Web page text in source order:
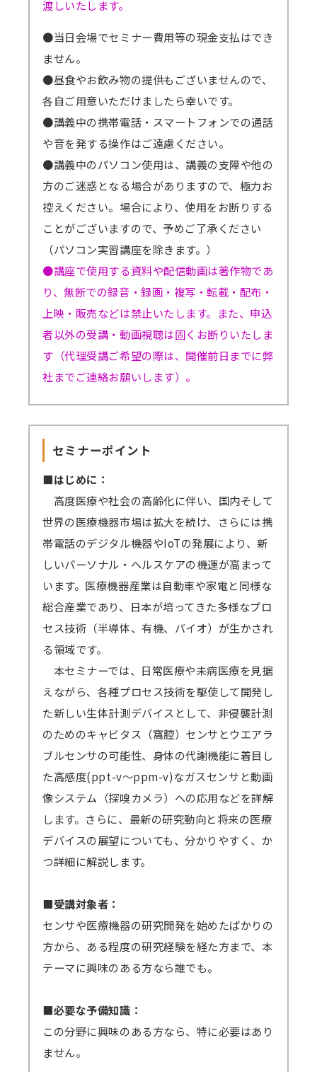
渡しいたします。
●当日会場でセミナー費用等の現金支払はでき
ません。
●昼食やお飲み物の提供もございませんので、
各自ご用意いただけましたら幸いです。
●講義中の携帯電話・スマートフォンでの通話
や音を発する操作はご遠慮ください。
●講義中のパソコン使用は、講義の支障や他の
方のご迷惑となる場合がありますので、極力お
控えください。場合により、使用をお断りする
ことがございますので、予めご了承ください
（パソコン実習講座を除きます。）
●講座で使用する資料や配信動画は著作物であ
り、無断での録音・録画・複写・転載・配布・
上映・販売などは禁止いたします。また、申込
者以外の受講・動画視聴は固くお断りいたしま
す（代理受講ご希望の際は、開催前日までに弊
社までご連絡お願いします）。
セミナーポイント
■はじめに：
高度医療や社会の高齢化に伴い、国内そして
世界の医療機器市場は拡大を続け、さらには携
帯電話のデジタル機器やIoTの発展により、新
しいパーソナル・ヘルスケアの機運が高まって
います。医療機器産業は自動車や家電と同様な
総合産業であり、日本が培ってきた多様なプロ
セス技術（半導体、有機、バイオ）が生かされ
る領域です。
本セミナーでは、日常医療や未病医療を見据
えながら、各種プロセス技術を駆使して開発し
た新しい生体計測デバイスとして、非侵襲計測
のためのキャビタス（窩腔）センサとウエアラ
ブルセンサの可能性、身体の代謝機能に着目し
た高感度(ppt-v～ppm-v)なガスセンサと動画
像システム（探嗅カメラ）への応用などを詳解
します。さらに、最新の研究動向と将来の医療
デバイスの展望についても、分かりやすく、か
つ詳細に解説します。
■受講対象者：
センサや医療機器の研究開発を始めたばかりの
方から、ある程度の研究経験を経た方まで、本
テーマに興味のある方なら誰でも。
■必要な予備知識：
この分野に興味のある方なら、特に必要はあり
ません。